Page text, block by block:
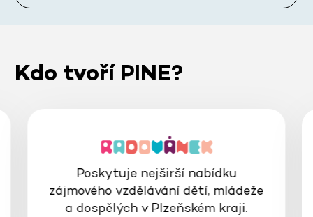
Kdo tvoří PINE?
Poskytuje nejširší nabídku
zájmového vzdělávání dětí, mládeže
a dospělých v Plzeňském kraji.